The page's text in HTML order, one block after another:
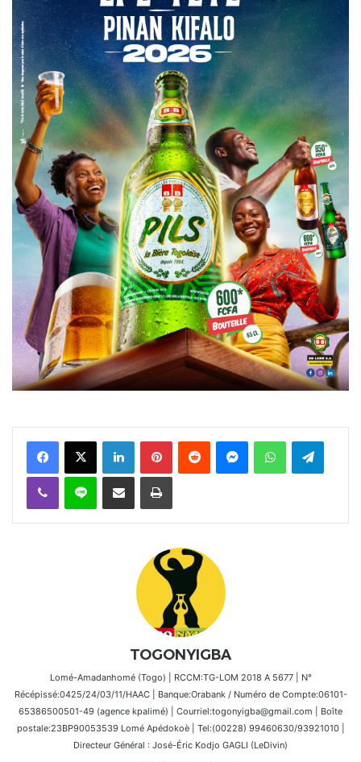
FacebookX Linkedin PinterestReddit MessengerWhatsAppTelegram
Viber Ligne Partager par email Imprimer
TOGONYIGBA
Lomé-Amadanhomé (Togo) | RCCM:TG-LOM 2018 A 5677 | N°
Récépissé:0425/24/03/11/HAAC | Banque:Orabank / Numéro de Compte:06101-
65386500501-49 (agence kpalimé) | Courriel:togonyigba@gmail.com | Boîte
postale:23BP90053539 Lomé Apédokoè | Tel:(00228) 99460630/93921010 |
Directeur Général : José-Éric Kodjo GAGLI (LeDivin)